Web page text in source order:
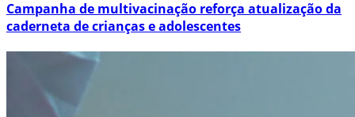
Campanha de multivacinação reforça atualização da
caderneta de crianças e adolescentes